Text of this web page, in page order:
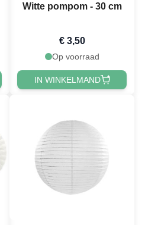
Witte pompom - 30 cm
€ 3,50
Op voorraad
IN WINKELMAND